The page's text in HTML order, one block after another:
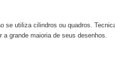
se utiliza cilindros ou quadros.
grande maioria de seus desenhos.